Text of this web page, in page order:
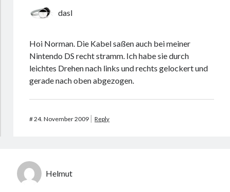
dasI
Hoi Norman. Die Kabel saßen auch bei meiner
Nintendo DS recht stramm. Ich habe sie durch
leichtes Drehen nach links und rechts gelockert und
gerade nach oben abgezogen.
#24. November 2009 Reply
Helmut